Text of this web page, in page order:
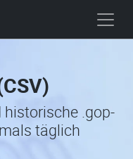
historische .gop-
täglich